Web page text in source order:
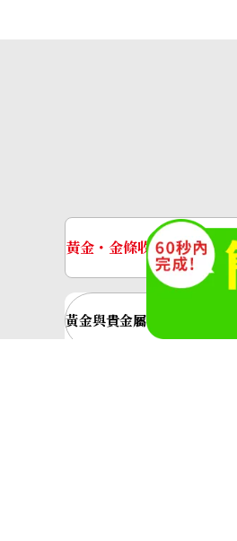
收購參考價格
NTD 91,363
黃金・金條收購
黃金與貴金屬